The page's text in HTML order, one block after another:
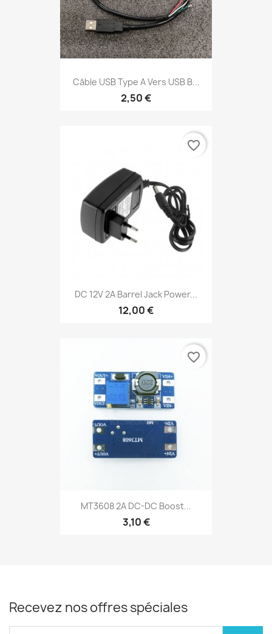
Câble USB Type A Vers USB B...
2,50 €
DC 12V 2A Barrel Jack Power...
12,00 €
favorite_border
MT3608 2A DC-DC Boost...
3,10 €
favorite_border
Recevez nos offres spéciales